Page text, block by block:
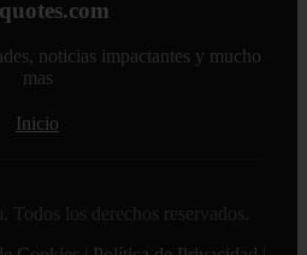
noticias impactantes y mucho
mas
Inicio
Todos los derechos reservados.